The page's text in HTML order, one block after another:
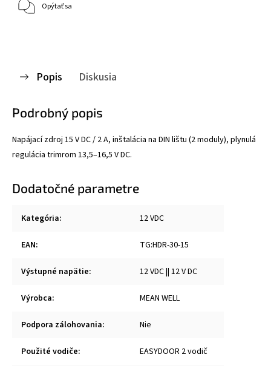
Opýtať sa
Popis Diskusia
Podrobný popis
Napájací zdroj 15 V DC / 2 A, inštalácia na DIN lištu (2 moduly), plynulá
regulácia trimrom 13,5–16,5 V DC.
Dodatočné parametre
Kategória: 12 VDC
EAN: TG:HDR-30-15
Výstupné napätie: 12 VDC || 12 V DC
Výrobca: MEAN WELL
Podpora zálohovania: Nie
Použité vodiče: EASYDOOR 2 vodič